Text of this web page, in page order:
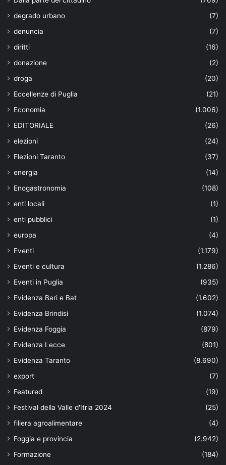
degrado urbano
(7)
denuncia
(7)
diritti
(16)
donazione
(2)
droga
(20)
Eccellenze di Puglia
(21)
Economia
(1.006)
EDITORIALE
(26)
elezioni
(24)
Elezioni Taranto
(37)
energia
(14)
Enogastronomia
(108)
enti locali
(1)
enti pubblici
(1)
europa
(4)
Eventi
(1.179)
Eventi e cultura
(1.286)
Eventi in Puglia
(935)
Evidenza Bari e Bat
(1.602)
Evidenza Brindisi
(1.074)
Evidenza Foggia
(879)
Evidenza Lecce
(801)
Evidenza Taranto
(8.690)
export
(7)
Featured
(19)
Festival della Valle d'Itria 2024
(25)
filiera agroalimentare
(4)
Foggia e provincia
(2.942)
Formazione
(184)